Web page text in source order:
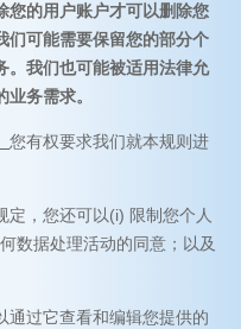
您的用户账户才可以删除您
们可能需要保留您的部分个
。我们也可能被适用法律允
务需求。
您有权要求我们就本规则进
定，您还可以(i) 限制您个人
数据处理活动的同意；以及
通过它查看和编辑您提供的